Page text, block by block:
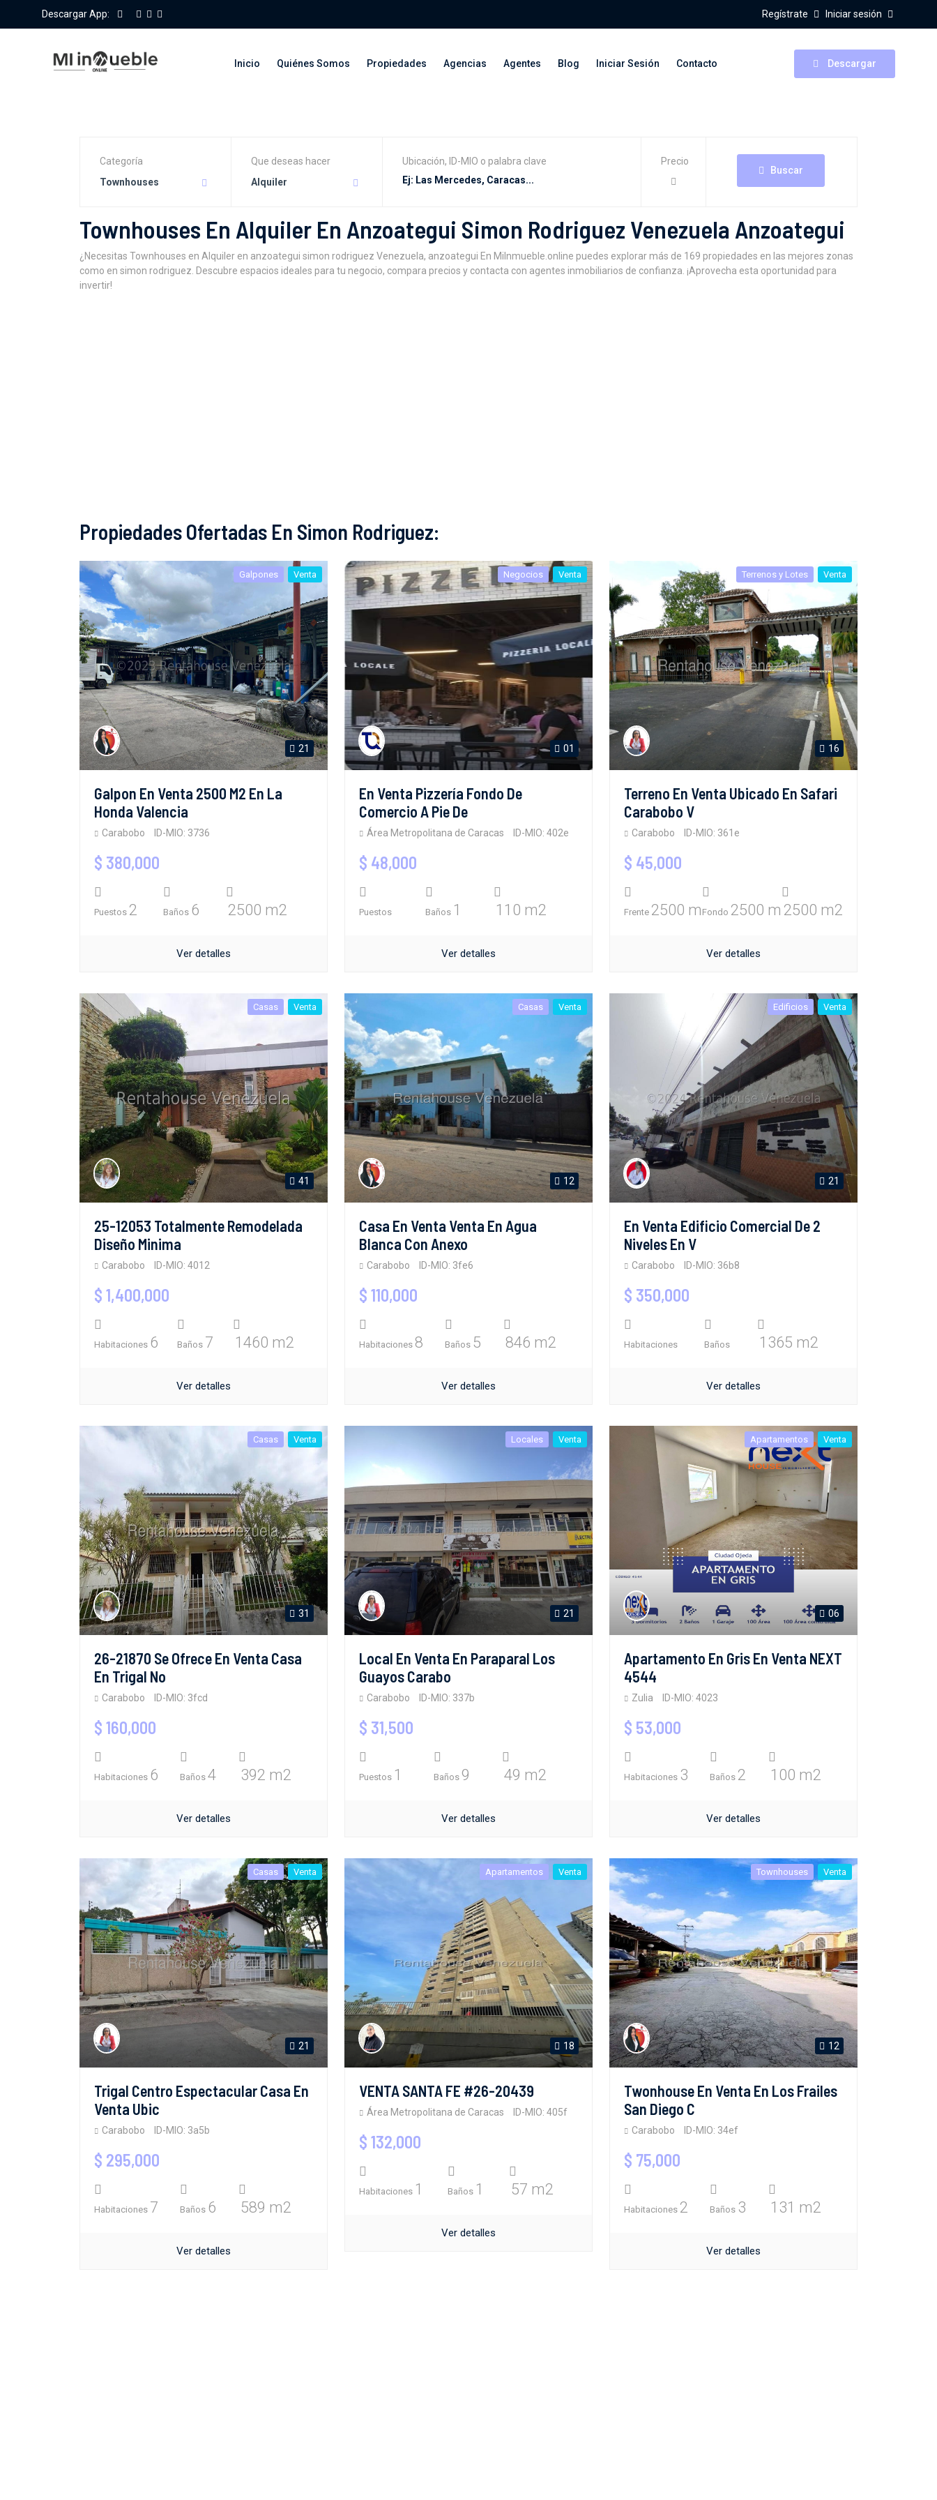
Descargar App: Regístrate Iniciar sesión
Inicio Quiénes Somos Propiedades Agencias Agentes Blog Iniciar Sesión Contacto Descargar
Categoría
Townhouses
Que deseas hacer
Alquiler
Ubicación, ID-MIO o palabra clave
Precio
Buscar
Townhouses En Alquiler En Anzoategui Simon Rodriguez Venezuela Anzoategui
¿Necesitas Townhouses en Alquiler en anzoategui simon rodriguez Venezuela, anzoategui En MiInmueble.online puedes explorar más de 169 propiedades en las mejores zonas
como en simon rodriguez. Descubre espacios ideales para tu negocio, compara precios y contacta con agentes inmobiliarios de confianza. ¡Aprovecha esta oportunidad para
invertir!
Propiedades Ofertadas En Simon Rodriguez:
Galpones Venta
21
Galpon En Venta 2500 M2 En La
Honda Valencia
Carabobo ID-MIO: 3736
$ 380,000
Puestos 2 Baños 6 2500 m2
Ver detalles
Negocios Venta
01
En Venta Pizzería Fondo De
Comercio A Pie De
Área Metropolitana de Caracas ID-MIO: 402e
$ 48,000
Puestos Baños 1 110 m2
Ver detalles
Terrenos y Lotes Venta
16
Terreno En Venta Ubicado En Safari
Carabobo V
Carabobo ID-MIO: 361e
$ 45,000
Frente 2500 m Fondo 2500 m 2500 m2
Ver detalles
Casas Venta
41
25-12053 Totalmente Remodelada
Diseño Minima
Carabobo ID-MIO: 4012
$ 1,400,000
Habitaciones 6 Baños 7 1460 m2
Ver detalles
Casas Venta
12
Casa En Venta Venta En Agua
Blanca Con Anexo
Carabobo ID-MIO: 3fe6
$ 110,000
Habitaciones 8 Baños 5 846 m2
Ver detalles
Edificios Venta
21
En Venta Edificio Comercial De 2
Niveles En V
Carabobo ID-MIO: 36b8
$ 350,000
Habitaciones Baños 1365 m2
Ver detalles
Casas Venta
31
26-21870 Se Ofrece En Venta Casa
En Trigal No
Carabobo ID-MIO: 3fcd
$ 160,000
Habitaciones 6 Baños 4 392 m2
Ver detalles
Locales Venta
21
Local En Venta En Paraparal Los
Guayos Carabo
Carabobo ID-MIO: 337b
$ 31,500
Puestos 1 Baños 9 49 m2
Ver detalles
Apartamentos Venta
06
Apartamento En Gris En Venta NEXT
4544
Zulia ID-MIO: 4023
$ 53,000
Habitaciones 3 Baños 2 100 m2
Ver detalles
Casas Venta
21
Trigal Centro Espectacular Casa En
Venta Ubic
Carabobo ID-MIO: 3a5b
$ 295,000
Habitaciones 7 Baños 6 589 m2
Ver detalles
Apartamentos Venta
18
VENTA SANTA FE #26-20439
Área Metropolitana de Caracas ID-MIO: 405f
$ 132,000
Habitaciones 1 Baños 1 57 m2
Ver detalles
Townhouses Venta
12
Twonhouse En Venta En Los Frailes
San Diego C
Carabobo ID-MIO: 34ef
$ 75,000
Habitaciones 2 Baños 3 131 m2
Ver detalles